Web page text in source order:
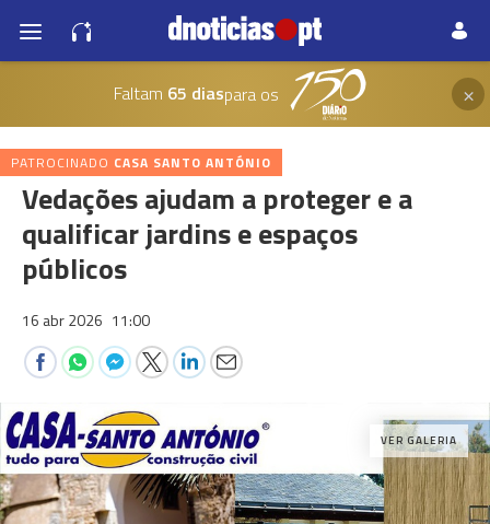
Faltam 65 diaspara os ×
PATROCINADO CASA SANTO ANTÓNIO
Vedações ajudam a proteger e a
qualificar jardins e espaços
públicos
16 abr 2026 11:00
VER GALERIA